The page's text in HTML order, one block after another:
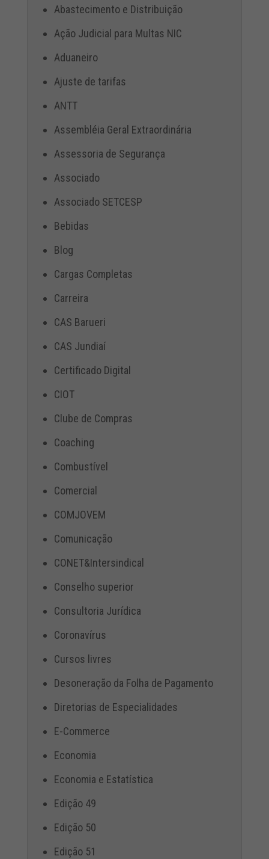
Abastecimento e Distribuição
Ação Judicial para Multas NIC
Aduaneiro
Ajuste de tarifas
ANTT
Assembléia Geral Extraordinária
Assessoria de Segurança
Associado
Associado SETCESP
Bebidas
Blog
Cargas Completas
Carreira
CAS Barueri
CAS Jundiaí
Certificado Digital
CIOT
Clube de Compras
Coaching
Combustível
Comercial
COMJOVEM
Comunicação
CONET&Intersindical
Conselho superior
Consultoria Jurídica
Coronavírus
Cursos livres
Desoneração da Folha de Pagamento
Diretorias de Especialidades
E-Commerce
Economia
Economia e Estatística
Edição 49
Edição 50
Edição 51